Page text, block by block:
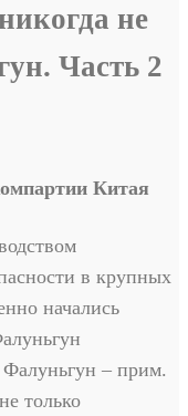
не
Часть 2
Китая
в крупных
начались
– прим.
только